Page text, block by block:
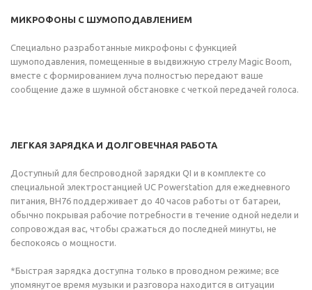
МИКРОФОНЫ С ШУМОПОДАВЛЕНИЕМ
Специально разработанные микрофоны с функцией
шумоподавления, помещенные в выдвижную стрелу Magic Boom,
вместе с формированием луча полностью передают ваше
сообщение даже в шумной обстановке с четкой передачей голоса.
ЛЕГКАЯ ЗАРЯДКА И ДОЛГОВЕЧНАЯ РАБОТА
Доступный для беспроводной зарядки QI и в комплекте со
специальной электростанцией UC Powerstation для ежедневного
питания, BH76 поддерживает до 40 часов работы от батареи,
обычно покрывая рабочие потребности в течение одной недели и
сопровождая вас, чтобы сражаться до последней минуты, не
беспокоясь о мощности.
*Быстрая зарядка доступна только в проводном режиме; все
упомянутое время музыки и разговора находится в ситуации